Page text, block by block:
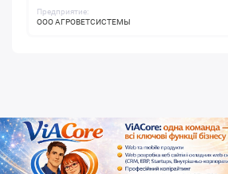
Предприятие:
ООО АГРОВЕТСИСТЕМЫ